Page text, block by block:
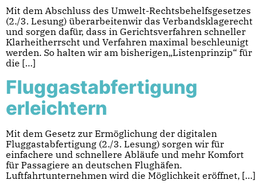
Mit dem Abschluss des Umwelt-Rechtsbehelfsgesetzes
(2./3. Lesung) überarbeitenwir das Verbandsklagerecht
und sorgen dafür, dass in Gerichtsverfahren schneller
Klarheitherrscht und Verfahren maximal beschleunigt
werden. So halten wir am bisherigen„Listenprinzip“ für
die […]
Fluggastabfertigung
erleichtern
Mit dem Gesetz zur Ermöglichung der digitalen
Fluggastabfertigung (2./3. Lesung) sorgen wir für
einfachere und schnellere Abläufe und mehr Komfort
für Passagiere an deutschen Flughäfen.
Luftfahrtunternehmen wird die Möglichkeit eröffnet, […]